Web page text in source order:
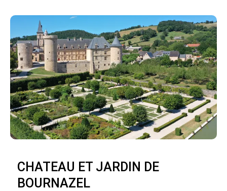
CHATEAU ET JARDIN DE
BOURNAZEL